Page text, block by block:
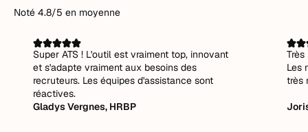
Noté 4.8/5 en moyenne
Super ATS ! L'outil est vraiment top, innovant
et s'adapte vraiment aux besoins des
recruteurs. Les équipes d'assistance sont
réactives.
Gladys Vergnes, HRBP
Les
très